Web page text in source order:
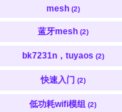
mesh (2)
蓝牙mesh (2)
bk7231n，tuyaos (2)
快速入门 (2)
低功耗wifi模组 (2)